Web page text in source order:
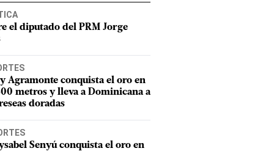
el diputado del PRM Jorge
Agramonte conquista el oro en
metros y lleva a Dominicana a
doradas
Senyú conquista el oro en